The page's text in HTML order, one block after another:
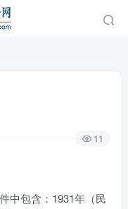
11
中包含：1931年（民